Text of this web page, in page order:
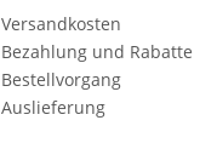
Versandkosten
Bezahlung und Rabatte
Bestellvorgang
Auslieferung